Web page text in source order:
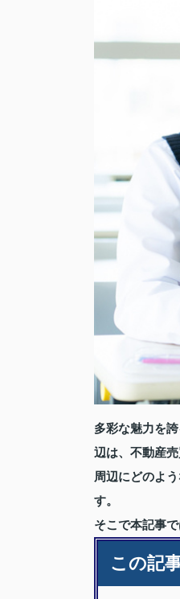
多彩な魅力を
辺は、不動産売
周辺にどのよ
す。
そこで本記事
この記